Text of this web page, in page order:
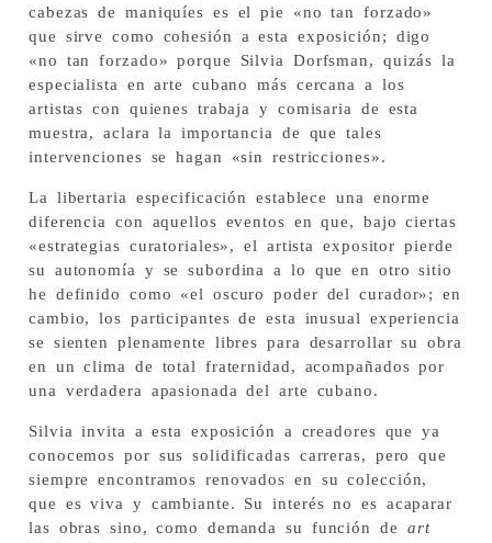
cabezas de maniquíes es el pie «no tan forzado»
que sirve como cohesión a esta exposición; digo
«no tan forzado» porque Silvia Dorfsman, quizás la
especialista en arte cubano más cercana a los
artistas con quienes trabaja y comisaria de esta
muestra, aclara la importancia de que tales
intervenciones se hagan «sin restricciones».
La libertaria especificación establece una enorme
diferencia con aquellos eventos en que, bajo ciertas
«estrategias curatoriales», el artista expositor pierde
su autonomía y se subordina a lo que en otro sitio
he definido como «el oscuro poder del curador»; en
cambio, los participantes de esta inusual experiencia
se sienten plenamente libres para desarrollar su obra
en un clima de total fraternidad, acompañados por
una verdadera apasionada del arte cubano.
Silvia invita a esta exposición a creadores que ya
conocemos por sus solidificadas carreras, pero que
siempre encontramos renovados en su colección,
que es viva y cambiante. Su interés no es acaparar
las obras sino, como demanda su función de art